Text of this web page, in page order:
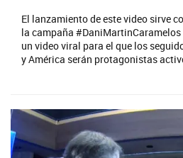
El lanzamiento de este video sirve
la campaña
un video viral para el que los
y América serán protagonistas